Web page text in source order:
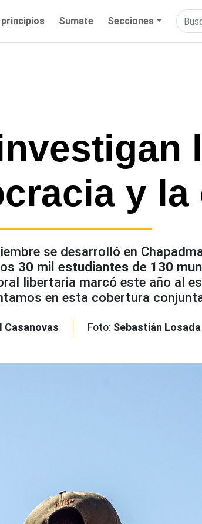
Sumate Secciones
y
se desarrolló en
30 mil estudiantes de 130
libertaria marcó este año al
en esta cobertura
Casanovas Foto: Sebastián Losada